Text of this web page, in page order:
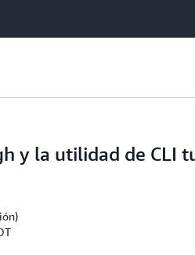
y la utilidad de CLI